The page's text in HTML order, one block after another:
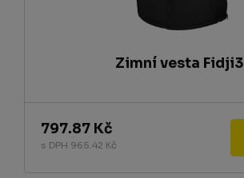
Zimní vesta Fidji3
797.87 Kč
s DPH 965.42 Kč